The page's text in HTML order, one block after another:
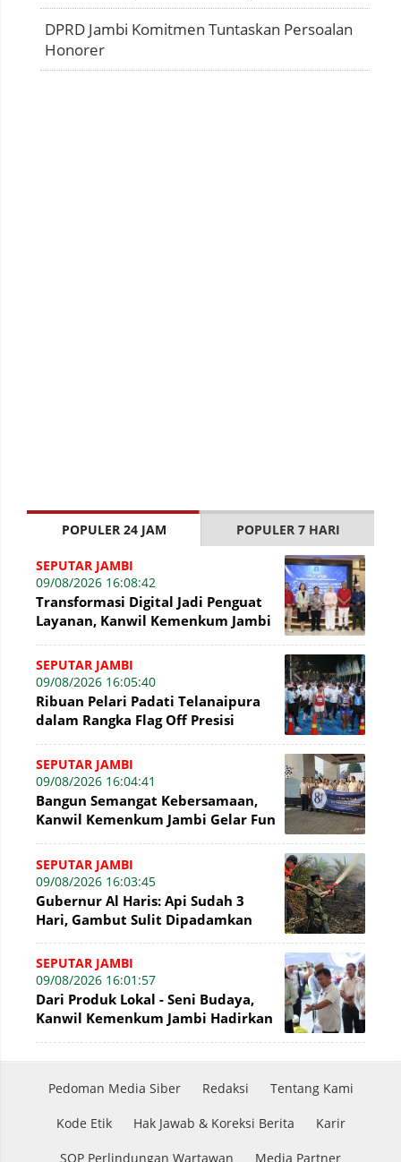
DPRD Jambi Komitmen Tuntaskan Persoalan
Honorer
POPULER 24 JAM POPULER 7 HARI
SEPUTAR JAMBI
09/08/2026 16:08:42
Transformasi Digital Jadi Penguat
Layanan, Kanwil Kemenkum Jambi
SEPUTAR JAMBI
09/08/2026 16:05:40
Ribuan Pelari Padati Telanaipura
dalam Rangka Flag Off Presisi
SEPUTAR JAMBI
09/08/2026 16:04:41
Bangun Semangat Kebersamaan,
Kanwil Kemenkum Jambi Gelar Fun
SEPUTAR JAMBI
09/08/2026 16:03:45
Gubernur Al Haris: Api Sudah 3
Hari, Gambut Sulit Dipadamkan
SEPUTAR JAMBI
09/08/2026 16:01:57
Dari Produk Lokal - Seni Budaya,
Kanwil Kemenkum Jambi Hadirkan
Pedoman Media Siber Redaksi Tentang Kami
Kode Etik Hak Jawab & Koreksi Berita Karir
SOP Perlindungan Wartawan Media Partner